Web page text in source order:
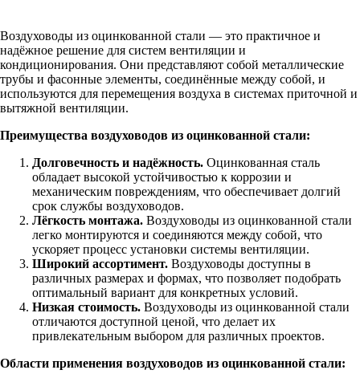
Воздуховоды из оцинкованной стали — это практичное и
надёжное решение для систем вентиляции и
кондиционирования. Они представляют собой металлические
трубы и фасонные элементы, соединённые между собой, и
используются для перемещения воздуха в системах приточной и
вытяжной вентиляции.
Преимущества воздуховодов из оцинкованной стали:
Долговечность и надёжность. Оцинкованная сталь
обладает высокой устойчивостью к коррозии и
механическим повреждениям, что обеспечивает долгий
срок службы воздуховодов.
Лёгкость монтажа. Воздуховоды из оцинкованной стали
легко монтируются и соединяются между собой, что
ускоряет процесс установки системы вентиляции.
Широкий ассортимент. Воздуховоды доступны в
различных размерах и формах, что позволяет подобрать
оптимальный вариант для конкретных условий.
Низкая стоимость. Воздуховоды из оцинкованной стали
отличаются доступной ценой, что делает их
привлекательным выбором для различных проектов.
Области применения воздуховодов из оцинкованной стали: